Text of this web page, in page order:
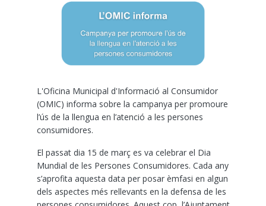
L'Oficina Municipal d'Informació al Consumidor
(OMIC) informa sobre la campanya per promoure
l’ús de la llengua en l’atenció a les persones
consumidores.
El passat dia 15 de març es va celebrar el Dia
Mundial de les Persones Consumidores. Cada any
s’aprofita aquesta data per posar èmfasi en algun
dels aspectes més rellevants en la defensa de les